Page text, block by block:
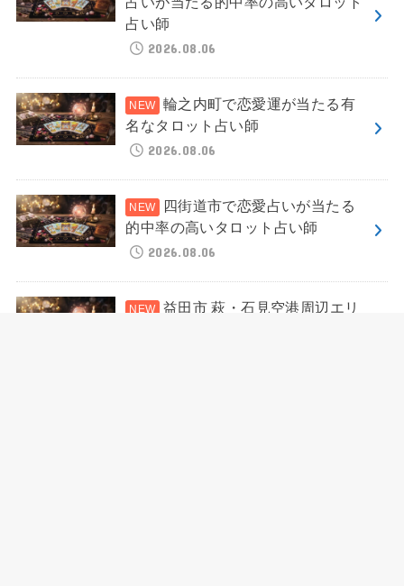
占い師
2026.08.06
輪之内町で恋愛運が当たる有
名なタロット占い師
2026.08.06
四街道市で恋愛占いが当たる
的中率の高いタロット占い師
2026.08.06
益田市 萩・石見空港周辺エリ